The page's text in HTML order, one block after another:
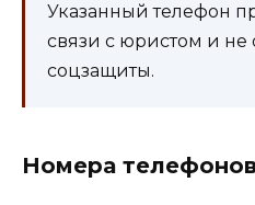
Указанный телефон
связи с юристом и не
соцзащиты.
Номера телефонов